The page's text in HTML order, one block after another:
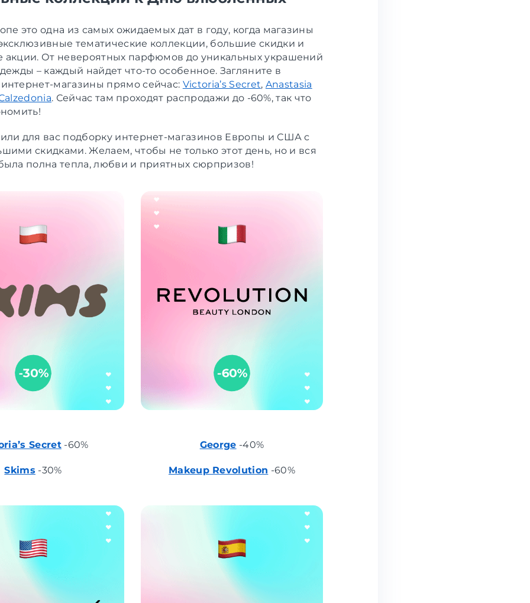
это одна из самых ожидаемых дат в году, когда магазины
тематические коллекции, большие скидки и
акции. От невероятных парфюмов до уникальных украшений
– каждый найдет что-то особенное. Загляните в
магазины прямо сейчас: Victoria’s Secret, Anastasia
. Сейчас там проходят распродажи до -60%, так что
для вас подборку интернет-магазинов Европы и США с
скидками. Желаем, чтобы не только этот день, но и вся
полна тепла, любви и приятных сюрпризов!
Secret-60%
Skims -30%
George -40%
Makeup Revolution -60%